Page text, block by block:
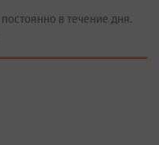
в течение дня.